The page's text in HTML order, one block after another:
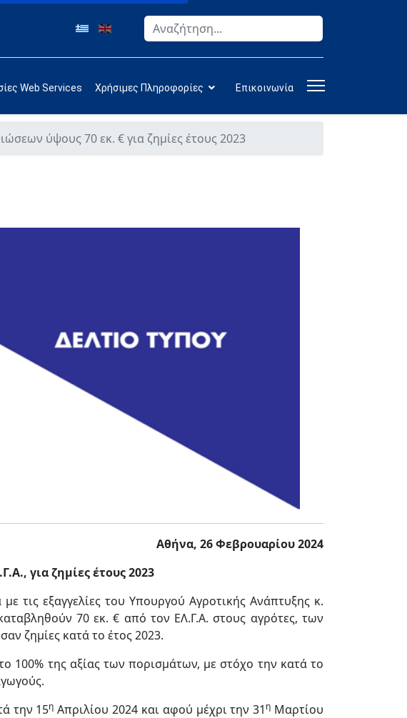
Αναζήτηση
Web Services Χρήσιμες Πληροφορίες Επικοινωνία
ύψους 70 εκ. € για ζημίες έτους 2023
Αθήνα, 26 Φεβρουαρίου 2024
για ζημίες έτους 2023
τις εξαγγελίες του Υπουργού Αγροτικής Ανάπτυξης κ.
70 εκ. € από τον ΕΛ.Γ.Α. στους αγρότες, των
ζημίες κατά το έτος 2023.
της αξίας των πορισμάτων, με στόχο την κατά το
την 15η Απριλίου 2024 και αφού μέχρι την 31 η Μαρτίου